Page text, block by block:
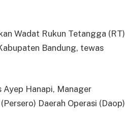
Wadat Rukun Tetangga (RT)
Bandung, tewas
Ayep Hanapi, Manager
Daerah Operasi (Daop)